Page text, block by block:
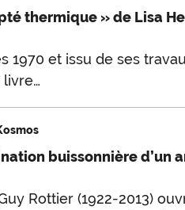
thermique » de Lisa
1970 et issu de ses
livre…
buissonnière d’un
Rottier (1922-2013)